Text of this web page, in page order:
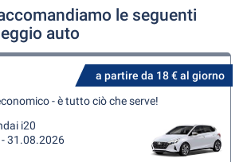
le seguenti
auto
a partire da 18 € al giorno
- è tutto ciò che serve!
i20
31.08.2026